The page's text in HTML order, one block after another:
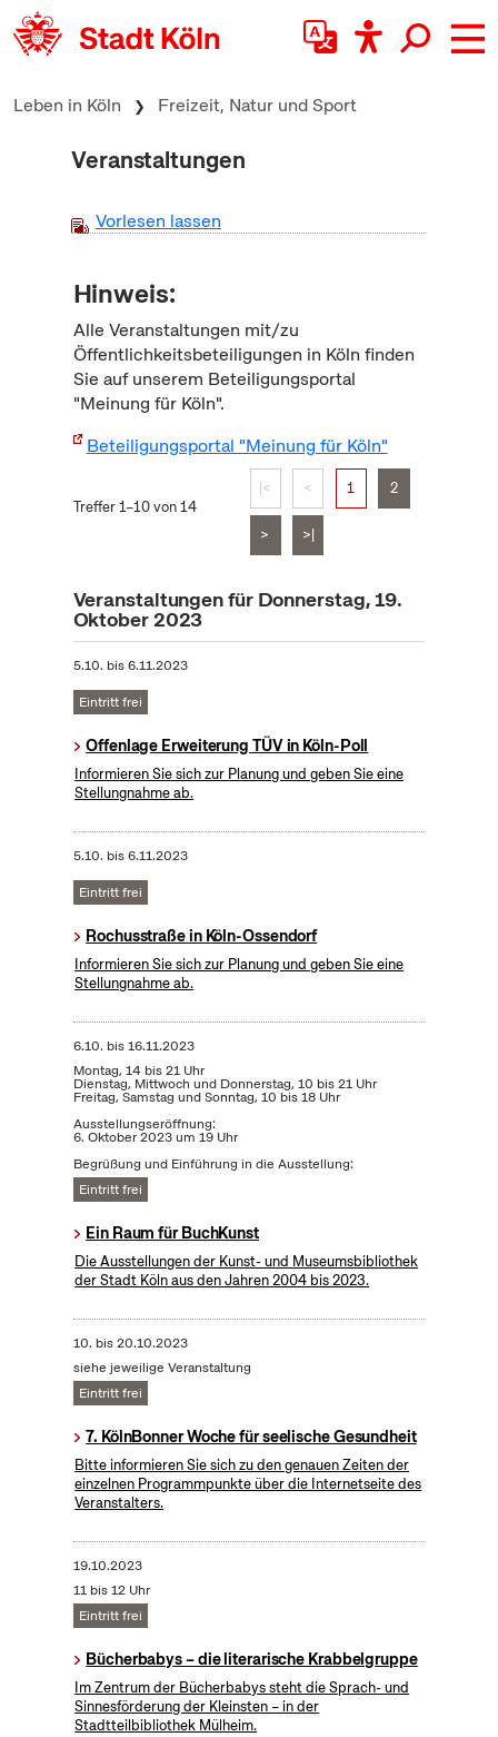
zum Inhalt springen
Leben in Köln Freizeit, Natur und Sport
Veranstaltungen
Vorlesen lassen
Hinweis:
Alle Veranstaltungen mit/zu
Öffentlichkeitsbeteiligungen in Köln finden
Sie auf unserem Beteiligungsportal
"Meinung für Köln".
Beteiligungsportal "Meinung für Köln"
Treffer 1–10 von 14
|< < 1 2
> >|
Veranstaltungen für Donnerstag, 19.
Oktober 2023
5.10. bis6.11.2023
Eintritt frei
Offenlage Erweiterung TÜV in Köln-Poll
Informieren Sie sich zur Planung und geben Sie eine
Stellungnahme ab.
5.10. bis6.11.2023
Eintritt frei
Rochusstraße in Köln-Ossendorf
Informieren Sie sich zur Planung und geben Sie eine
Stellungnahme ab.
6.10. bis16.11.2023
Montag, 14 bis 21 Uhr
Dienstag, Mittwoch und Donnerstag, 10 bis 21 Uhr
Freitag, Samstag und Sonntag, 10 bis 18 Uhr
Ausstellungseröffnung:
6. Oktober 2023 um 19 Uhr
Begrüßung und Einführung in die Ausstellung:
Eintritt frei
Ein Raum für BuchKunst
Die Ausstellungen der Kunst- und Museumsbibliothek
der Stadt Köln aus den Jahren 2004 bis 2023.
10. bis20.10.2023
siehe jeweilige Veranstaltung
Eintritt frei
7. KölnBonner Woche für seelische Gesundheit
Bitte informieren Sie sich zu den genauen Zeiten der
einzelnen Programmpunkte über die Internetseite des
Veranstalters.
19.10.2023
11 bis 12 Uhr
Eintritt frei
Bücherbabys – die literarische Krabbelgruppe
Im Zentrum der Bücherbabys steht die Sprach- und
Sinnesförderung der Kleinsten – in der
Stadtteilbibliothek Mülheim.